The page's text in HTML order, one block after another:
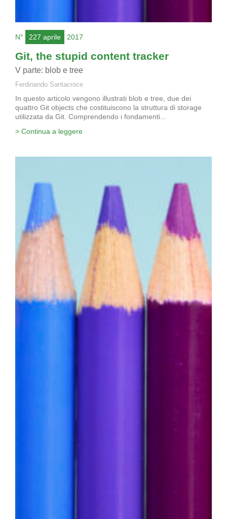
N° 227 aprile 2017
Git, the stupid content tracker
V parte: blob e tree
Ferdinando Santacroce
In questo articolo vengono illustrati blob e tree, due dei
quattro Git objects che costituiscono la struttura di storage
utilizzata da Git. Comprendendo i fondamenti...
> Continua a leggere